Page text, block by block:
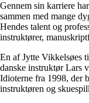
Gennem sin karriere
sammen med mange
Hendes talent og
instruktører,
En af Jytte Vikkelsøes
danske instruktør Lars
Idioterne fra 1998, der
instruktøren og